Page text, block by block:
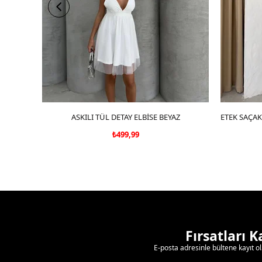
SEPETE EKLE
ASKILI TÜL DETAY ELBİSE BEYAZ
₺499,99
Fırsatları
E-posta adresinle bültene kayıt